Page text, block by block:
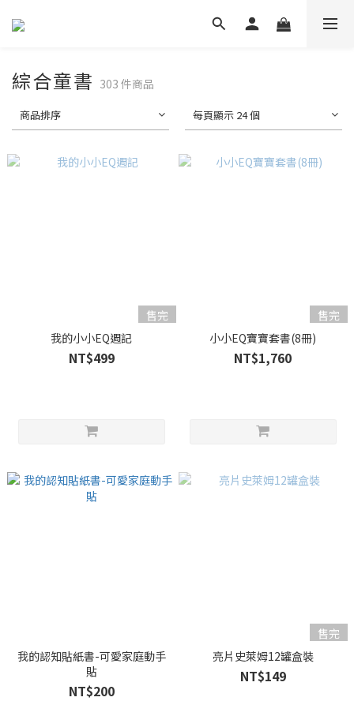
綜合童書 303 件商品
商品排序 每頁顯示 24 個
售完
我的小小EQ週記
NT$499
售完
小小EQ寶寶套書(8冊)
NT$1,760
我的認知貼紙書-可愛家庭動手
貼
NT$200
售完
亮片史萊姆12罐盒裝
NT$149